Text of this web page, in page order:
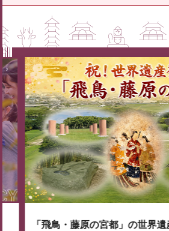
「飛鳥・藤原の宮都」の世界